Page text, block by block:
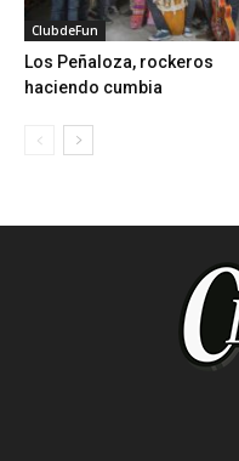
ClubdeFun
Los Peñaloza, rockeros
haciendo cumbia